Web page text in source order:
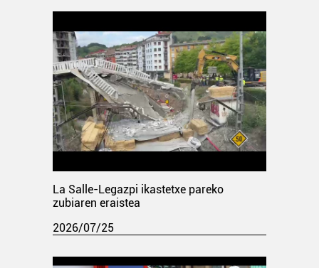
La Salle-Legazpi ikastetxe pareko
zubiaren eraistea
2026/07/25